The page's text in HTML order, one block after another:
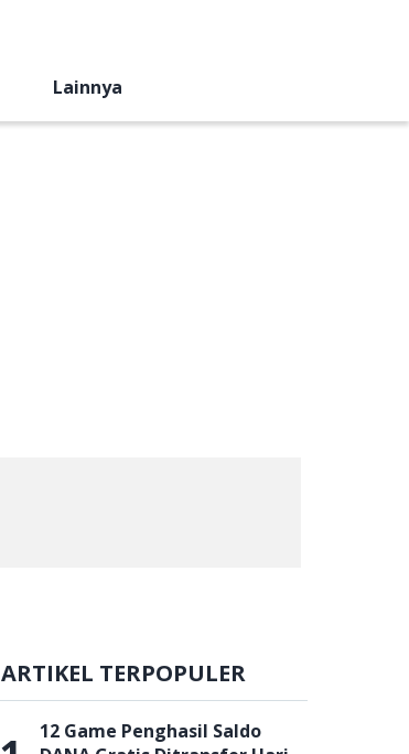
Lainnya
ARTIKEL TERPOPULER
12 Game Penghasil Saldo